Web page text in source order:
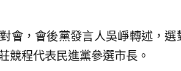
會，會後黨發言人吳崢轉述，
競程代表民進黨參選市長。